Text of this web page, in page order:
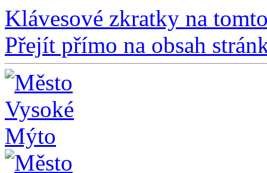
Klávesové zkratky na
Přejít přímo na obsah